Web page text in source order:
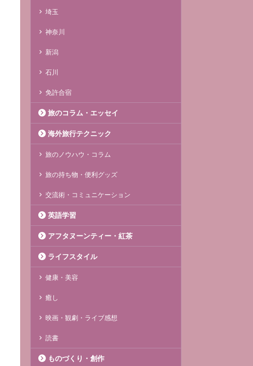
埼玉
神奈川
新潟
石川
免許合宿
旅のコラム・エッセイ
海外旅行テクニック
旅のノウハウ・コラム
旅の持ち物・便利グッズ
交流術・コミュニケーション
英語学習
アフタヌーンティー・紅茶
ライフスタイル
健康・美容
癒し
映画・観劇・ライブ感想
読書
ものづくり・創作